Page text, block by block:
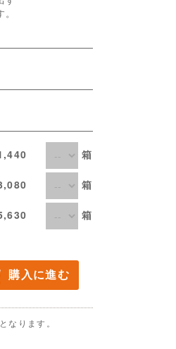
箱
箱
箱
購入に進む
なります。